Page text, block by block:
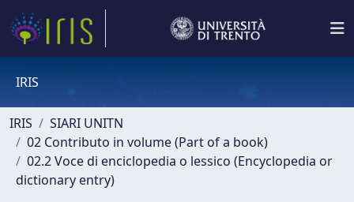
IRIS
IRIS
SIARI UNITN
02 Contributo in volume (Part of a book)
02.2 Voce di enciclopedia o lessico (Encyclopedia or
dictionary entry)